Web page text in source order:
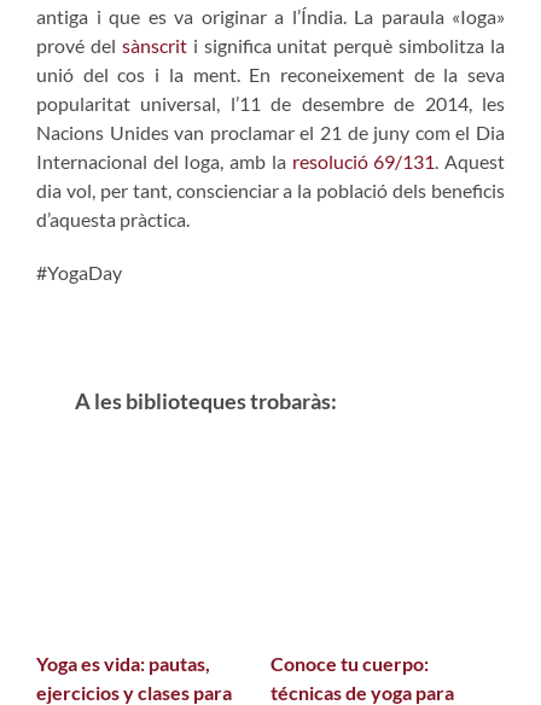
antiga i que es va originar a l’Índia. La paraula «Ioga»
prové del sànscriti significa unitat perquè simbolitza la
unió del cos i la ment. En reconeixement de la seva
popularitat universal, l’11 de desembre de 2014, les
Nacions Unides van proclamar el 21 de juny com el Dia
Internacional del Ioga, amb la resolució 69/131. Aquest
dia vol, per tant, conscienciar a la població dels beneficis
d’aquesta pràctica.
#YogaDay
A les biblioteques trobaràs:
Yoga es vida: pautas,
ejercicios y clases para
Conoce tu cuerpo:
técnicas de yoga para